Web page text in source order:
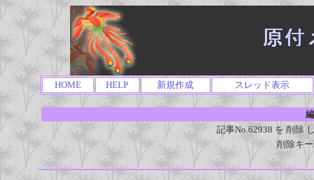
HOME HELP 新規作成 スレッド表示
記事No.62938 を 削除
削除キ